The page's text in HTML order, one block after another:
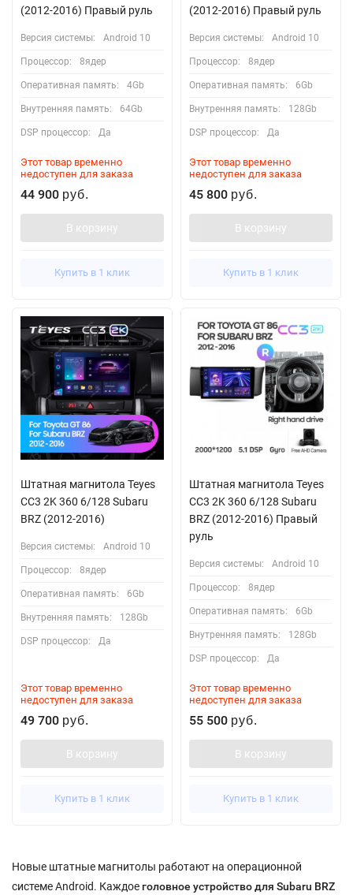
(2012-2016) Правый руль
Версия системы: Android 10
Процессор: 8ядер
Оперативная память: 4Gb
Внутренняя память: 64Gb
DSP процессор: Да
Этот товар временно
недоступен для заказа
44 900 руб.
В корзину
Купить в 1 клик
(2012-2016) Правый руль
Версия системы: Android 10
Процессор: 8ядер
Оперативная память: 6Gb
Внутренняя память: 128Gb
DSP процессор: Да
Этот товар временно
недоступен для заказа
45 800 руб.
В корзину
Купить в 1 клик
Штатная магнитола Teyes
CC3 2K 360 6/128 Subaru
BRZ (2012-2016)
Версия системы: Android 10
Процессор: 8ядер
Оперативная память: 6Gb
Внутренняя память: 128Gb
DSP процессор: Да
Этот товар временно
недоступен для заказа
49 700 руб.
В корзину
Купить в 1 клик
Штатная магнитола Teyes
CC3 2K 360 6/128 Subaru
BRZ (2012-2016) Правый
руль
Версия системы: Android 10
Процессор: 8ядер
Оперативная память: 6Gb
Внутренняя память: 128Gb
DSP процессор: Да
Этот товар временно
недоступен для заказа
55 500 руб.
В корзину
Купить в 1 клик
Новые штатные магнитолы работают на операционной
системе Android. Каждое головное устройство для Subaru BRZ